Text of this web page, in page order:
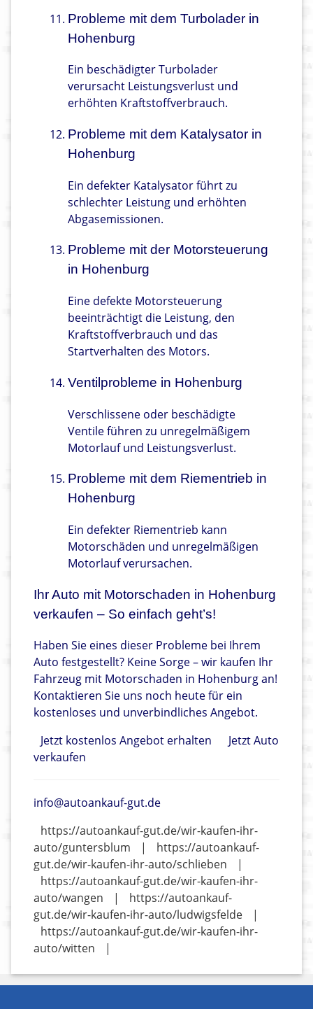
Probleme mit dem Turbolader in
Hohenburg
Ein beschädigter Turbolader
verursacht Leistungsverlust und
erhöhten Kraftstoffverbrauch.
Probleme mit dem Katalysator in
Hohenburg
Ein defekter Katalysator führt zu
schlechter Leistung und erhöhten
Abgasemissionen.
Probleme mit der Motorsteuerung
in Hohenburg
Eine defekte Motorsteuerung
beeinträchtigt die Leistung, den
Kraftstoffverbrauch und das
Startverhalten des Motors.
Ventilprobleme in Hohenburg
Verschlissene oder beschädigte
Ventile führen zu unregelmäßigem
Motorlauf und Leistungsverlust.
Probleme mit dem Riementrieb in
Hohenburg
Ein defekter Riementrieb kann
Motorschäden und unregelmäßigen
Motorlauf verursachen.
Ihr Auto mit Motorschaden in Hohenburg
verkaufen – So einfach geht’s!
Haben Sie eines dieser Probleme bei Ihrem
Auto festgestellt? Keine Sorge – wir kaufen Ihr
Fahrzeug mit Motorschaden in Hohenburg an!
Kontaktieren Sie uns noch heute für ein
kostenloses und unverbindliches Angebot.
Jetzt kostenlos Angebot erhalten
Jetzt Auto
verkaufen
info@autoankauf-gut.de
https://autoankauf-gut.de/wir-kaufen-ihr-
auto/guntersblum
|
https://autoankauf-
gut.de/wir-kaufen-ihr-auto/schlieben
|
https://autoankauf-gut.de/wir-kaufen-ihr-
auto/wangen
|
https://autoankauf-
gut.de/wir-kaufen-ihr-auto/ludwigsfelde
|
https://autoankauf-gut.de/wir-kaufen-ihr-
auto/witten
|